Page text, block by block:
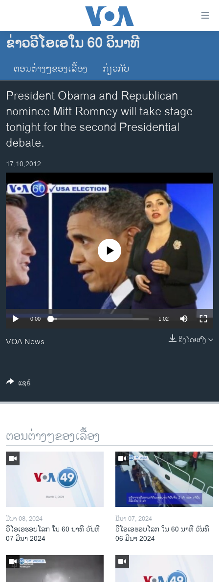
ເຂົ້າ
ຂ້າມ
ຂ້າມ
ໄປ
ຫາ
ຊອກ
ຄົ້ນ
ໂຮມເພຈ
ລາວ
ການເລືອກຕັ້ງ ປະທານາທີບໍດີ ສະຫະລັດ 2024
ຂ່າວ​ຈີນ
ໂລກ
ອິດສະຫຼະພາບດ້ານການຂ່າວ
ຊີວິດຊາວລາວ
ຊຸມຊົນຊາວລາວ
ວິທະຍາສາດ-ເທັກໂນໂລຈີ
ທຸລະກິດ
ພາສາອັງກິດ
ວີດີໂອ
ລາຍການກະຈາຍສຽງ
ຕິດຕາມພວກເຮົາ ທີ່
ຂ່າວວີໂອເອໃນ 60 ວິນາທີ
ຕອນຕ່າງໆຂອງເລື້ອງ ກ່ຽວກັບ
President Obama and Republican
nominee Mitt Romney will take stage
tonight for the second Presidential
debate.
17,10,2012
No media source currently available
0:00 1:02
ລິງໂດຍກົງ
VOA News
ແຊຣ໌
ຕອນຕ່າງໆຂອງເລື້ອງ
ມີນາ 08, 2024
ວີໂອເອຮອບໂລກ ໃນ 60 ນາທີ ວັນທີ
07 ມີນາ 2024
ມີນາ 07, 2024
ວີໂອເອຮອບໂລກ ໃນ 60 ນາທີ ວັນທີ
06 ມີນາ 2024